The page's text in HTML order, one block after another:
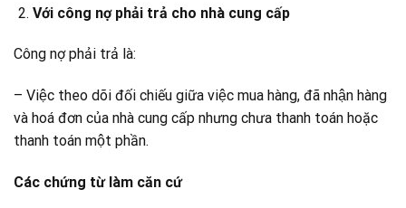
Với công nợ phải trả cho nhà cung cấp
Công nợ phải trả là:
– Việc theo dõi đối chiếu giữa việc mua hàng, đã nhận hàng
và hoá đơn của nhà cung cấp nhưng chưa thanh toán hoặc
thanh toán một phần.
Các chứng từ làm căn cứ